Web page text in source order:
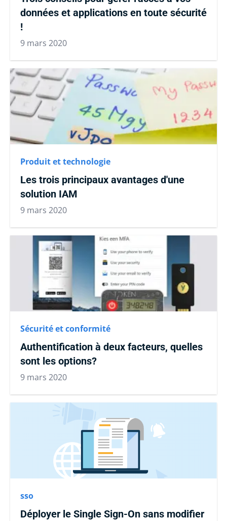
données et applications en toute sécurité
!
9 mars 2020
Produit et technologie
Les trois principaux avantages d'une
solution IAM
9 mars 2020
Sécurité et conformité
Authentification à deux facteurs, quelles
sont les options?
9 mars 2020
sso
Déployer le Single Sign-On sans modifier